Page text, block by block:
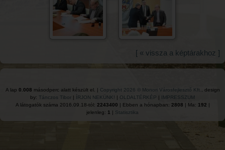
[ « vissza a képtárakhoz ]
A lap 0.008 másodperc alatt készült el. | Copyright 2026 © Monori Városfejlesztő Kft., design
by: Tánczos Tibor | ÍRJON NEKÜNK! | OLDALTÉRKÉP | IMPRESSZUM
A látogatók száma 2016.09.18-tól: 2243400 | Ebben a hónapban: 2808 | Ma: 192 |
jelenleg: 1 | Statisztika